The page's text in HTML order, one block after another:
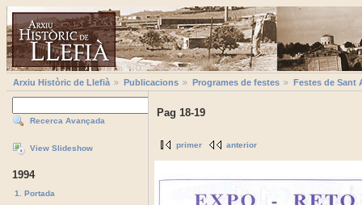
Arxiu Històric de Llefià Publicacions Programes de festes Festes de Sant
Recerca Avançada
View Slideshow
1994
1. Portada
Pag 18-19
primer anterior